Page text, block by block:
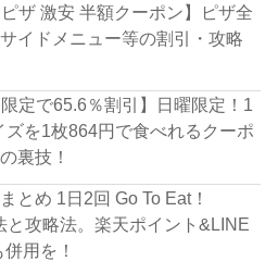
ザ 激安 半額クーポン】ピザ全
イドメニュー等の割引・攻略
定で65.6％割引】日曜限定！1
を1枚864円で食べれるクーポ
裏技！
とめ 1日2回 Go To Eat！
攻略法。楽天ポイント&LINE
用を！